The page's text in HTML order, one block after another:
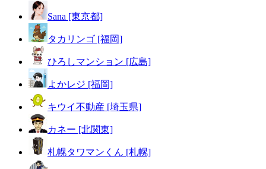
Sana [東京都]
タカリンゴ [福岡]
ひろしマンション [広島]
よかレジ [福岡]
キウイ不動産 [埼玉県]
カネー [北関東]
札幌タワマンくん [札幌]